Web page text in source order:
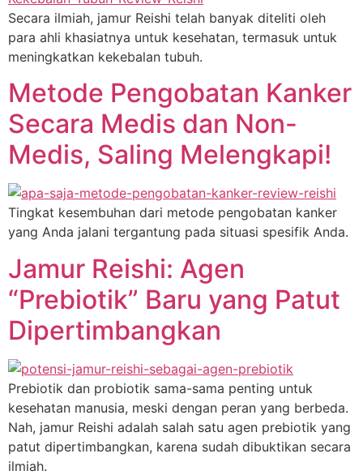
Secara ilmiah, jamur Reishi telah banyak diteliti oleh
para ahli khasiatnya untuk kesehatan, termasuk untuk
meningkatkan kekebalan tubuh.
Metode Pengobatan Kanker
Secara Medis dan Non-
Medis, Saling Melengkapi!
Tingkat kesembuhan dari metode pengobatan kanker
yang Anda jalani tergantung pada situasi spesifik Anda.
Jamur Reishi: Agen
“Prebiotik” Baru yang Patut
Dipertimbangkan
Prebiotik dan probiotik sama-sama penting untuk
kesehatan manusia, meski dengan peran yang berbeda.
Nah, jamur Reishi adalah salah satu agen prebiotik yang
patut dipertimbangkan, karena sudah dibuktikan secara
ilmiah.